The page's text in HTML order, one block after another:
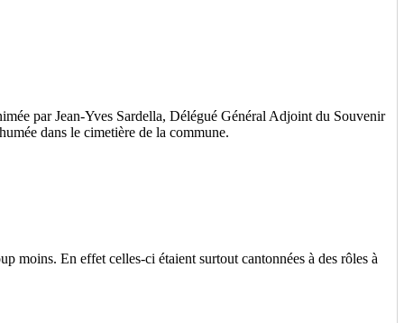
par Jean-Yves Sardella, Délégué Général Adjoint du Souvenir
dans le cimetière de la commune.
moins. En effet celles-ci étaient surtout cantonnées à des rôles à